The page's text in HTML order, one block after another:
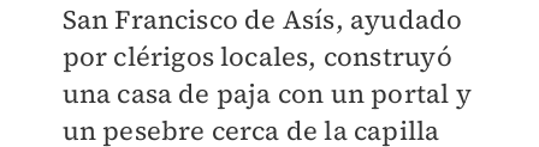
San Francisco de Asís, ayudado
por clérigos locales, construyó
una casa de paja con un portal y
un pesebre cerca de la capilla